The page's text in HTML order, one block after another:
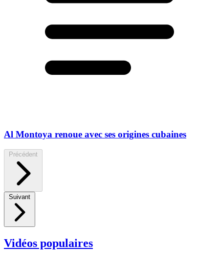
Al Montoya renoue avec ses origines cubaines
Précédent
Suivant
Vidéos populaires